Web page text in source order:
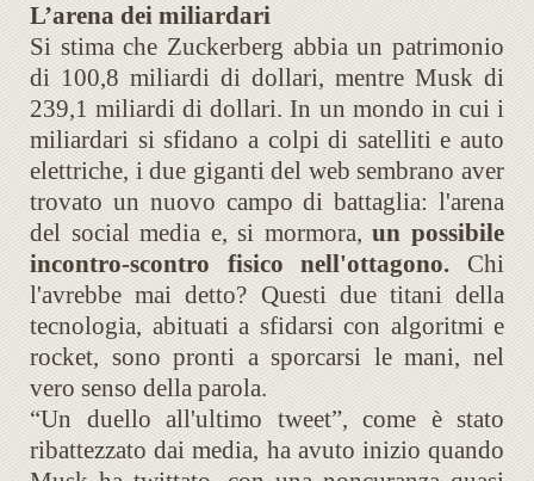
L’arena dei miliardari
Si stima che Zuckerberg abbia un patrimonio
di 100,8 miliardi di dollari, mentre Musk di
239,1 miliardi di dollari. In un mondo in cui i
miliardari si sfidano a colpi di satelliti e auto
elettriche, i due giganti del web sembrano aver
trovato un nuovo campo di battaglia: l'arena
del social media e, si mormora,un possibile
incontro-scontro fisico nell'ottagono. Chi
l'avrebbe mai detto? Questi due titani della
tecnologia, abituati a sfidarsi con algoritmi e
rocket, sono pronti a sporcarsi le mani, nel
vero senso della parola.
“Un duello all'ultimo tweet”, come è stato
ribattezzato dai media, ha avuto inizio quando